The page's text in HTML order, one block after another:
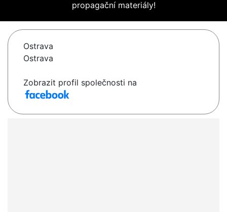
propagační materiály!
Ostrava
Ostrava
Zobrazit profil společnosti na